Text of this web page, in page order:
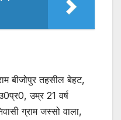
बीजोपुर तहसील बेहट,
उम्र 21 वर्ष
ग्राम जस्सो वाला,